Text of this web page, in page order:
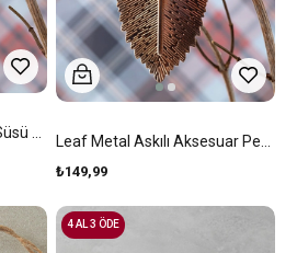
₺149,99
4 AL 3 ÖDE